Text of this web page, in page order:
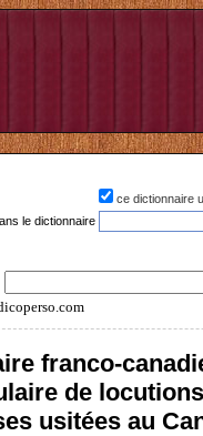
ce dictionnaire
le dictionnaire
franco-
de locutions
usitées au